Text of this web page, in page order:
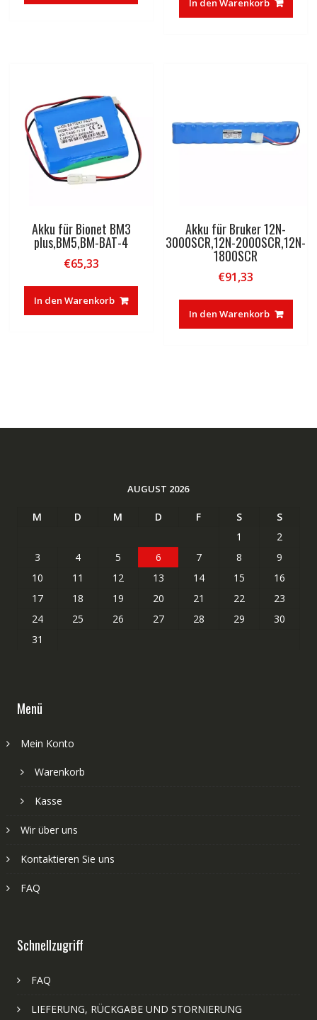
In den Warenkorb
Akku für Bionet BM3
plus,BM5,BM-BAT-4
€65,33
In den Warenkorb
Akku für Bruker 12N-
3000SCR,12N-2000SCR,12N-
1800SCR
€91,33
In den Warenkorb
AUGUST 2026
M D M D F S
S
1
2
3
4 5 6 7 8
9
10
11 12 13 14 15
16
17
18 19 20 21 22
23
24
25 26 27 28 29
30
31
Menü
Mein Konto
Warenkorb
Kasse
Wir über uns
Kontaktieren Sie uns
FAQ
Schnellzugriff
FAQ
LIEFERUNG, RÜCKGABE UND STORNIERUNG